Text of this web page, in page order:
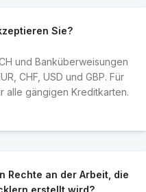
Sie?
und Banküberweisungen
CHF, USD und GBP. Für
alle gängigen Kreditkarten.
Rechte an der Arbeit, die
erstellt wird?